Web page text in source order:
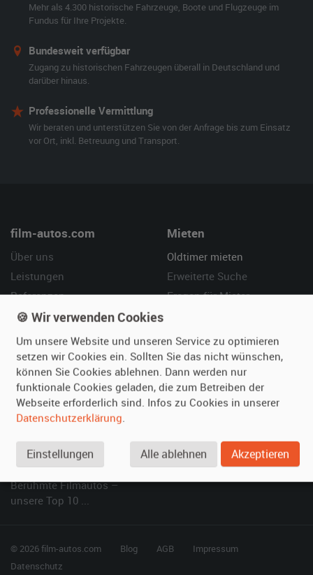
Mehr als 4.300 historische Fahrzeuge, Boote und Flugzeuge im
Fundus für Ihre Projekte.
Bundesweit verfügbar
Zugang zu historischen Fahrzeugen überall in Deutschland und
darüber hinaus.
Professionelle Vermittlung
Wir beraten und unterstützen Sie von der Anfrage bis zum Einsatz
vor Ort, inkl. Betreuung und Transport.
film-autos.com
Über uns
Leistungen
Referenzen
Kundenmeinungen
Mieten
Oldtimer mieten
Erweiterte Suche
Fragen für Mieter
Vermieten
Oldtimer anmelden
Fotos senden
Fragen für Vermieter
Hilfe
Häufige Fragen (FAQ)
So funktioniert's
SPECIAL
Berühmte Filmautos –
unsere Top 10 ...
© 2026 film-autos.com Blog AGB
Impressum
Datenschutz
🍪 Wir verwenden Cookies
Um unsere Website und unseren Service zu optimieren
setzen wir Cookies ein. Sollten Sie das nicht wünschen,
können Sie Cookies ablehnen. Dann werden nur
funktionale Cookies geladen, die zum Betreiben der
Webseite erforderlich sind. Infos zu Cookies in unserer
Datenschutzerklärung.
Einstellungen Alle ablehnen Akzeptieren